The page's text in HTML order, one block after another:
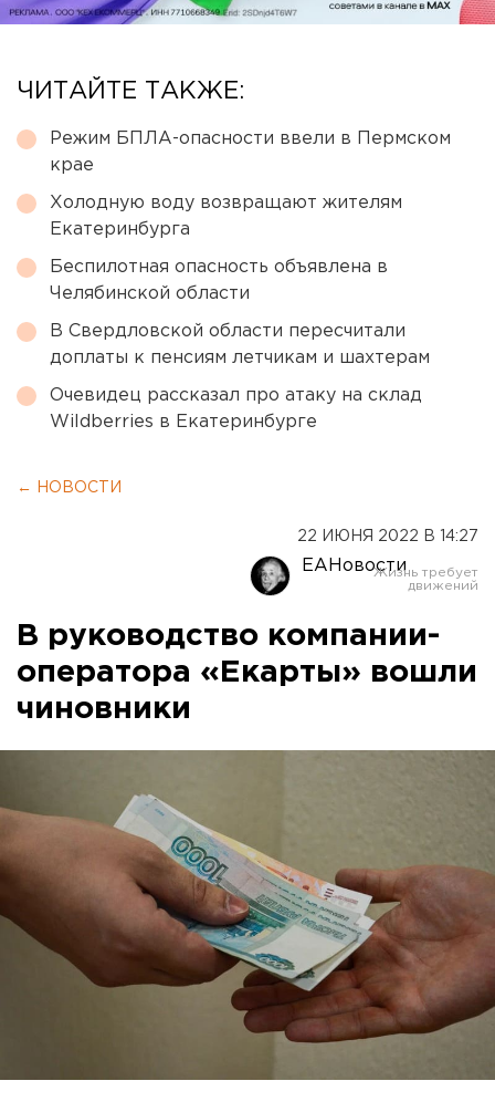
ЧИТАЙТЕ ТАКЖЕ:
Режим БПЛА-опасности ввели в Пермском
крае
Холодную воду возвращают жителям
Екатеринбурга
Беспилотная опасность объявлена в
Челябинской области
В Свердловской области пересчитали
доплаты к пенсиям летчикам и шахтерам
Очевидец рассказал про атаку на склад
Wildberries в Екатеринбурге
← НОВОСТИ
22 ИЮНЯ 2022 В 14:27
ЕАНовости
В руководство компании-
оператора «Екарты» вошли
чиновники